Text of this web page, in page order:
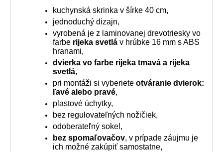
kuchynská skrinka v šírke 40 cm,
jednoduchý dizajn,
vyrobená je z laminovanej drevotriesky vo
farbe rijeka svetlá v hrúbke 16 mm s ABS
hranami,
dvierka vo farbe rijeka tmavá a rijeka
svetlá,
pri montáži si vyberiete otváranie dvierok:
ľavé alebo pravé,
plastové úchytky,
bez regulovateľných nožičiek,
odoberateľný sokel,
bez spomaľovačov, v prípade záujmu je
ich možné zakúpiť samostatne,